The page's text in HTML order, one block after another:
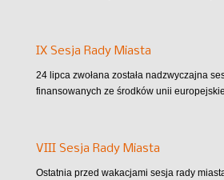
IX Sesja Rady Miasta
24 lipca zwołana została nadzwyczajna
finansowanych ze środków unii
VIII Sesja Rady Miasta
Ostatnia przed wakacjami sesja rady